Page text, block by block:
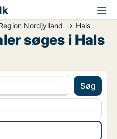
Nordjylland Hals
søges i Hals
Søg